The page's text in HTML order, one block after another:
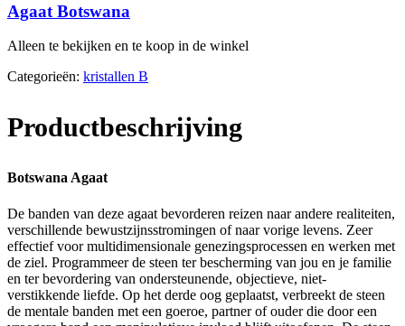
Agaat Botswana
Alleen te bekijken en te koop in de winkel
Categorieën: kristallen B
Productbeschrijving
Botswana Agaat
De banden van deze agaat bevorderen reizen naar andere realiteiten,
verschillende bewustzijnsstromingen of naar vorige levens. Zeer
effectief voor multidimensionale genezingsprocessen en werken met
de ziel. Programmeer de steen ter bescherming van jou en je familie
en ter bevordering van ondersteunende, objectieve, niet-
verstikkende liefde. Op het derde oog geplaatst, verbreekt de steen
de mentale banden met een goeroe, partner of ouder die door een